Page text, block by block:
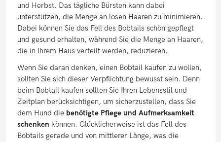
und Herbst. Das tägliche Bürsten kann dabei
unterstützen, die Menge an losen Haaren zu minimieren.
Dabei können Sie das Fell des Bobtails schön gepflegt
und gesund erhalten, während Sie die Menge an Haaren,
die in Ihrem Haus verteilt werden, reduzieren.
Wenn Sie daran denken, einen Bobtail kaufen zu wollen,
sollten Sie sich dieser Verpflichtung bewusst sein. Denn
beim Bobtail kaufen sollten Sie Ihren Lebensstil und
Zeitplan berücksichtigen, um sicherzustellen, dass Sie
dem Hund die benötigte Pflege und Aufmerksamkeit
schenken können. Glücklicherweise ist das Fell des
Bobtails gerade und von mittlerer Länge, was die